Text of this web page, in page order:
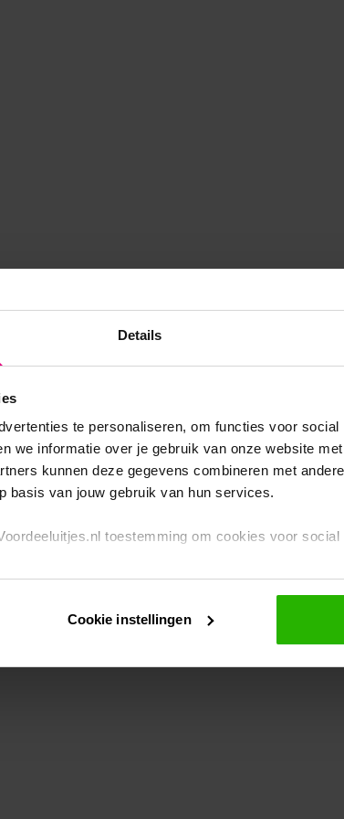
Details
te personaliseren, om functies voor
we informatie over je gebruik van onze website
kunnen deze gegevens combineren met
basis van jouw gebruik van hun services.
toestemming om cookies voor
instellen welke cookies worden geplaatst. Je kunt je
Cookie instellingen
while loadingwww.voordeeluitjes.nl (see the